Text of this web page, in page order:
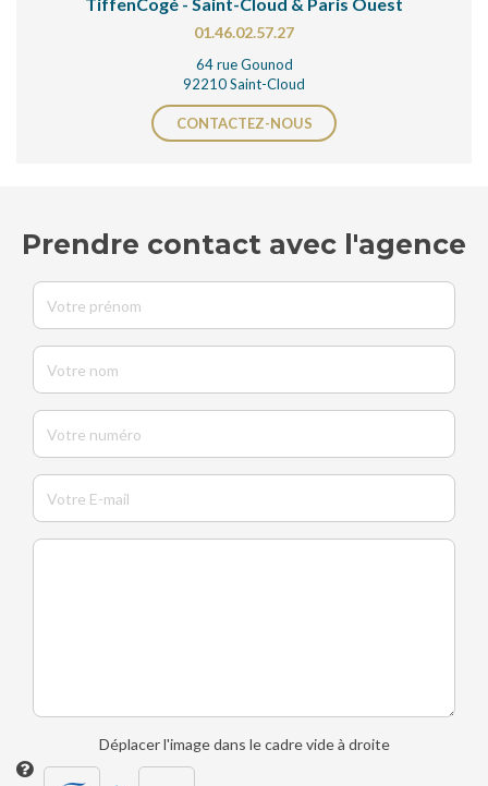
TiffenCogé - Saint-Cloud & Paris Ouest
01.46.02.57.27
64 rue Gounod
92210 Saint-Cloud
CONTACTEZ-NOUS
Prendre contact avec l'agence
Déplacer l'image dans le cadre vide à droite